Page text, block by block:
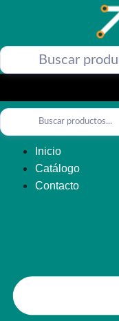
Inicio
Catálogo
Contacto